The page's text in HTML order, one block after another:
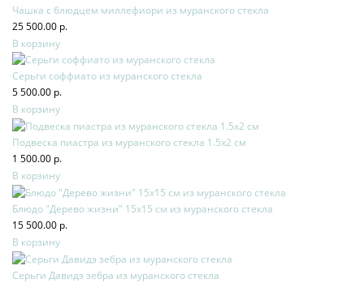
Чашка с блюдцем миллефиори из муранского стекла
25 500.00 р.
В корзину
Серьги соффиато из муранского стекла
5 500.00 р.
В корзину
Подвеска пиастра из муранского стекла 1.5х2 см
1 500.00 р.
В корзину
Блюдо "Дерево жизни" 15х15 см из муранского стекла
15 500.00 р.
В корзину
Серьги Давидэ зебра из муранского стекла